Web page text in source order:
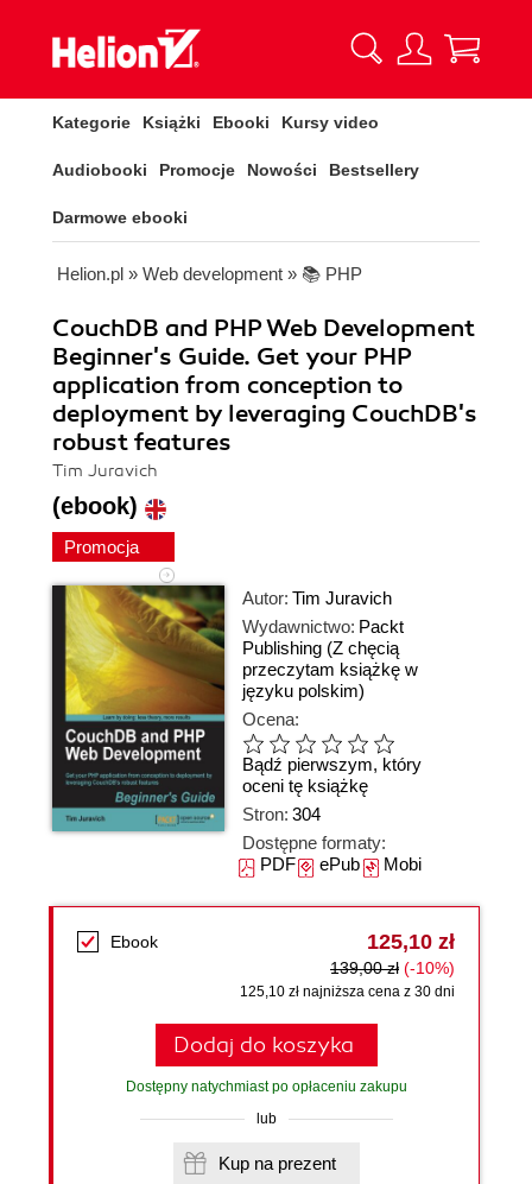
Kategorie Książki Ebooki Kursy video
Audiobooki Promocje Nowości Bestsellery
Darmowe ebooki
Helion.pl » Web development » 📚 PHP
CouchDB and PHP Web Development
Beginner's Guide. Get your PHP
application from conception to
deployment by leveraging CouchDB's
robust features
Tim Juravich
(ebook)
Promocja
Autor: Tim Juravich
Wydawnictwo: Packt
Publishing (Z chęcią
przeczytam książkę w
języku polskim)
Ocena:
Bądź pierwszym, który
oceni tę książkę
Stron: 304
Dostępne formaty:
PDFePubMobi
Ebook 125,10 zł
139,00 zł (-10%)
125,10 zł najniższa cena z 30 dni
Dodaj do koszyka
Dostępny natychmiast po opłaceniu zakupu
lub
Kup na prezent